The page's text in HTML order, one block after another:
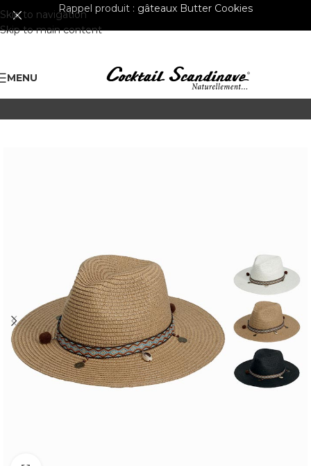
Skip to navigation
Skip to main content
Rappel produit : gâteaux Butter Cookies
MENU